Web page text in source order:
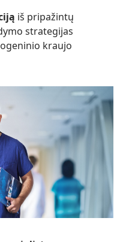
iš pripažintų
strategijas
kraujo